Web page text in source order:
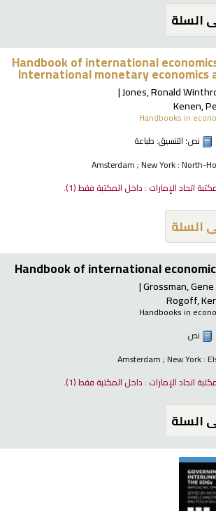
السلة
Handbook of international
International monetary economics
Jones, Ronald
Kenen,
Handbooks in
نص؛ التنسيق: طباعة
Amsterdam ; New York : North-
اتحاد الإمارات : داخل المكتبة فقط(1).
السلة
Handbook of international
Grossman,
Rogoff,
Handbooks in
نص
Amsterdam ; New York :
اتحاد الإمارات : داخل المكتبة فقط(1).
السلة